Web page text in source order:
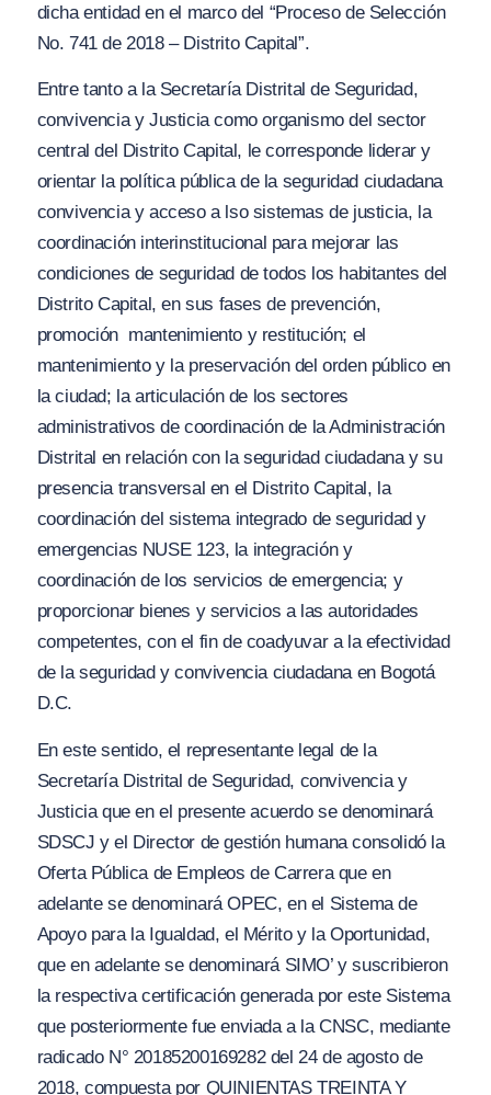
dicha entidad en el marco del “Proceso de Selección
No. 741 de 2018 – Distrito Capital”.
Entre tanto a la Secretaría Distrital de Seguridad,
convivencia y Justicia como organismo del sector
central del Distrito Capital, le corresponde liderar y
orientar la política pública de la seguridad ciudadana
convivencia y acceso a lso sistemas de justicia, la
coordinación interinstitucional para mejorar las
condiciones de seguridad de todos los habitantes del
Distrito Capital, en sus fases de prevención,
promoción mantenimiento y restitución; el
mantenimiento y la preservación del orden público en
la ciudad; la articulación de los sectores
administrativos de coordinación de la Administración
Distrital en relación con la seguridad ciudadana y su
presencia transversal en el Distrito Capital, la
coordinación del sistema integrado de seguridad y
emergencias NUSE 123, la integración y
coordinación de los servicios de emergencia; y
proporcionar bienes y servicios a las autoridades
competentes, con el fin de coadyuvar a la efectividad
de la seguridad y convivencia ciudadana en Bogotá
D.C.
En este sentido, el representante legal de la
Secretaría Distrital de Seguridad, convivencia y
Justicia que en el presente acuerdo se denominará
SDSCJ y el Director de gestión humana consolidó la
Oferta Pública de Empleos de Carrera que en
adelante se denominará OPEC, en el Sistema de
Apoyo para la Igualdad, el Mérito y la Oportunidad,
que en adelante se denominará SIMO’ y suscribieron
la respectiva certificación generada por este Sistema
que posteriormente fue enviada a la CNSC, mediante
radicado N° 20185200169282 del 24 de agosto de
2018, compuesta por QUINIENTAS TREINTA Y